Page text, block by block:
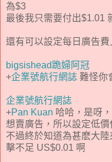
為$3
最後我只需要付出$1.01
還有可以設定每日廣告費
bigsishead跪婦阿冠
+企業號航行網誌 難怪你
企業號航行網誌
+Pan Kuan 哈哈，是呀
想賣廣告，所以設定低價
不過終於知道為甚麽大
擊不足 US$0.01 啊